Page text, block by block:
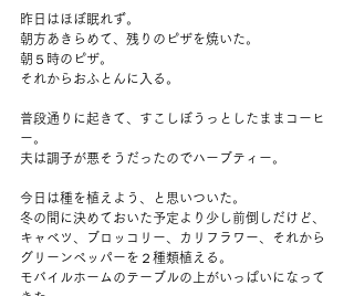
昨日はほぼ眠れず。
朝方あきらめて、残りのピザを焼いた。
朝５時のピザ。
それからおふとんに入る。
普段通りに起きて、すこしぼうっとしたままコーヒ
ー。
夫は調子が悪そうだったのでハーブティー。
今日は種を植えよう、と思いついた。
冬の間に決めておいた予定より少し前倒しだけど、
キャベツ、ブロッコリー、カリフラワー、それから
グリーンペッパーを２種類植える。
モバイルホームのテーブルの上がいっぱいになって